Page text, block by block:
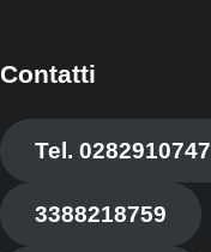
Contatti
Tel. 0282910747
3388218759